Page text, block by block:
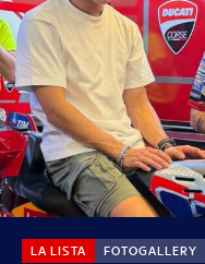
LA LISTA FOTOGALLERY